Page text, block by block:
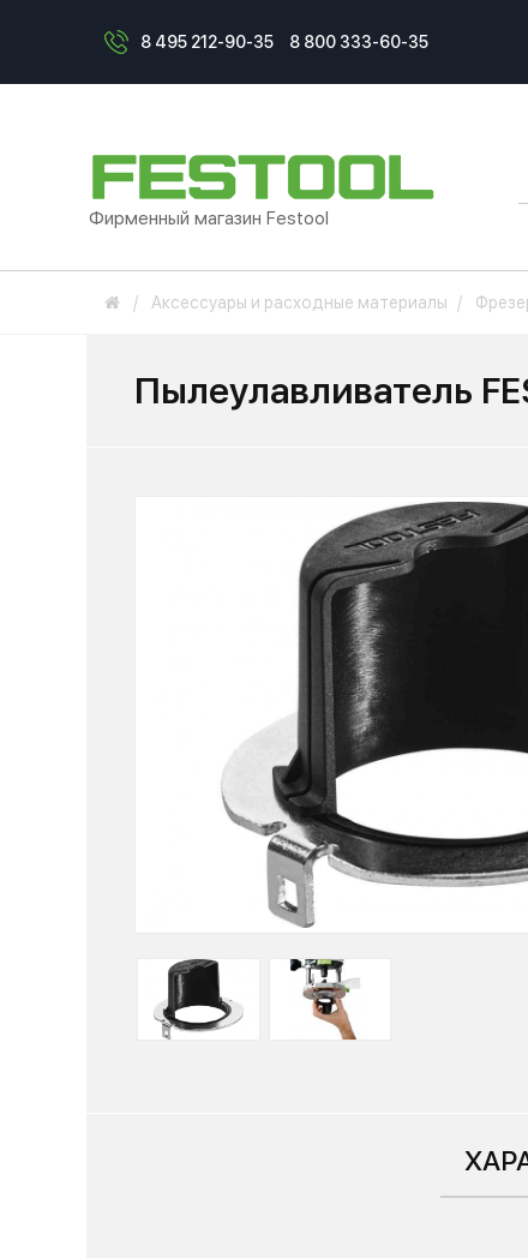
8 495 212-90-35 8 800 333-60-35
Фирменный магазин Festool
Аксессуары и расходные материалы
Пылеулавливатель